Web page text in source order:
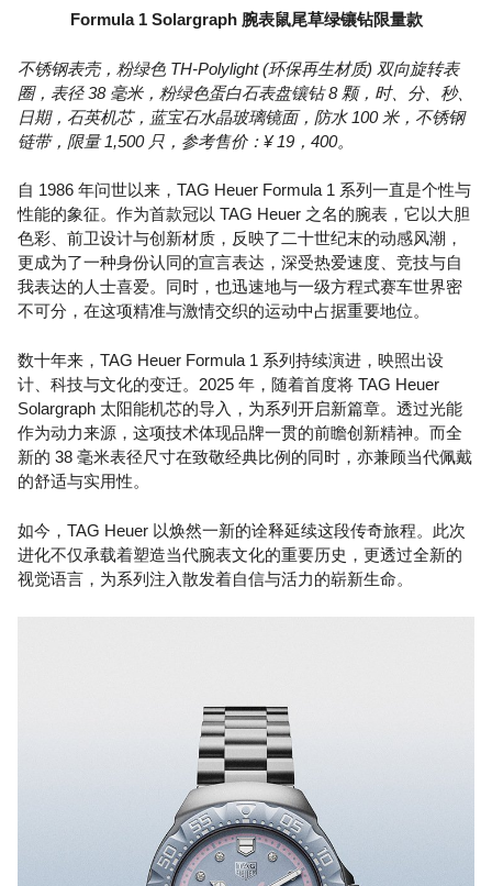
Formula 1 Solargraph 腕表鼠尾草绿镶钻限量款
不锈钢表壳，粉绿色 TH-Polylight (环保再生材质) 双向旋转表
圈，表径 38 毫米，粉绿色蛋白石表盘镶钻 8 颗，时、分、秒、
日期，石英机芯，蓝宝石水晶玻璃镜面，防水 100 米，不锈钢
链带，限量 1,500 只，参考售价：¥ 19，400。
自 1986 年问世以来，TAG Heuer Formula 1 系列一直是个性与
性能的象征。作为首款冠以 TAG Heuer 之名的腕表，它以大胆
色彩、前卫设计与创新材质，反映了二十世纪末的动感风潮，
更成为了一种身份认同的宣言表达，深受热爱速度、竞技与自
我表达的人士喜爱。同时，也迅速地与一级方程式赛车世界密
不可分，在这项精准与激情交织的运动中占据重要地位。
数十年来，TAG Heuer Formula 1 系列持续演进，映照出设
计、科技与文化的变迁。2025 年，随着首度将 TAG Heuer
Solargraph 太阳能机芯的导入，为系列开启新篇章。透过光能
作为动力来源，这项技术体现品牌一贯的前瞻创新精神。而全
新的 38 毫米表径尺寸在致敬经典比例的同时，亦兼顾当代佩戴
的舒适与实用性。
如今，TAG Heuer 以焕然一新的诠释延续这段传奇旅程。此次
进化不仅承载着塑造当代腕表文化的重要历史，更透过全新的
视觉语言，为系列注入散发着自信与活力的崭新生命。